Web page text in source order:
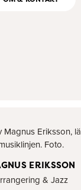
ERIKSSON
& Jazz